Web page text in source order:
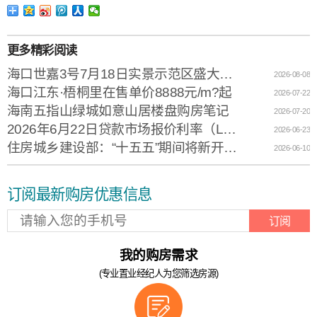
更多精彩阅读
海口世嘉3号7月18日实景示范区盛大开放 2026-08-08
海口江东·梧桐里在售单价8888元/m?起 2026-07-22
海南五指山绿城如意山居楼盘购房笔记 2026-07-20
2026年6月22日贷款市场报价利率（LPR） 2026-06-23
住房城乡建设部：“十五五”期间将新开工改造城镇老旧小区11.5万个 2026-06-10
订阅最新购房优惠信息
订阅
我的购房需求
(专业置业经纪人为您筛选房源)